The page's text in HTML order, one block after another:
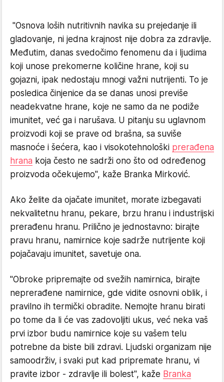
"Osnova loših nutritivnih navika su prejedanje ili
gladovanje, ni jedna krajnost nije dobra za zdravlje.
Međutim, danas svedočimo fenomenu da i ljudima
koji unose prekomerne količine hrane, koji su
gojazni, ipak nedostaju mnogi važni nutrijenti. To je
posledica činjenice da se danas unosi previše
neadekvatne hrane, koje ne samo da ne podiže
imunitet, već ga i narušava. U pitanju su uglavnom
proizvodi koji se prave od brašna, sa suviše
masnoće i šećera, kao i visokotehnološki prerađena
hrana koja često ne sadrži ono što od određenog
proizvoda očekujemo", kaže Branka Mirković.
Ako želite da ojačate imunitet, morate izbegavati
nekvalitetnu hranu, pekare, brzu hranu i industrijski
prerađenu hranu. Prilično je jednostavno: birajte
pravu hranu, namirnice koje sadrže nutrijente koji
pojačavaju imunitet, savetuje ona.
"Obroke pripremajte od svežih namirnica, birajte
neprerađene namirnice, gde vidite osnovni oblik, i
pravilno ih termički obradite. Nemojte hranu birati
po tome da li će vas zadovoljiti ukus, već neka vaš
prvi izbor budu namirnice koje su vašem telu
potrebne da biste bili zdravi. Ljudski organizam nije
samoodrživ, i svaki put kad pripremate hranu, vi
pravite izbor - zdravlje ili bolest", kaže Branka